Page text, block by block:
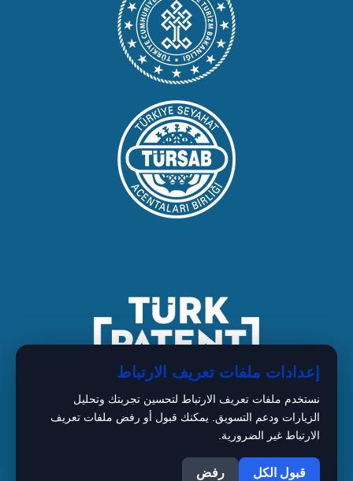
Copyright © 2026 BIMARISTAN
إعدادات ملفات تعريف الارتباط
نستخدم ملفات تعريف الارتباط لتحسين تجربتك وتحليل
الزيارات ودعم التسويق. يمكنك قبول أو رفض ملفات تعريف
الارتباط غير الضرورية.
قبول الكل رفض